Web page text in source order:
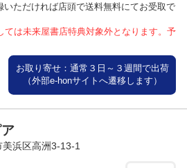
ただければ店頭で送料無料にてお受取で
は未来屋書店特典対象外となります。予
お取り寄せ：通常３日～３週間で出荷
（外部e-honサイトへ遷移します）
浜区高洲3-13-1